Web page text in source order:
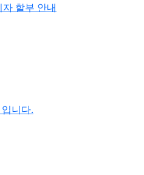
할부 안내
니다.